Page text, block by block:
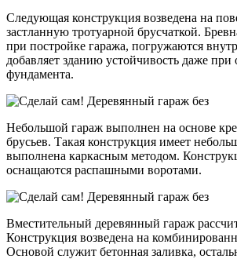
Следующая конструкция возведена на
застланную тротуарной брусчаткой.
при постройке гаража, погружаются
добавляет зданию устойчивость даже при
фундамента.
Небольшой гараж выполнен на основе
брусьев. Такая конструкция имеет
выполнена каркасным методом.
оснащаются распашными воротами.
Вместительный деревянный гараж
Конструкция возведена на
Основой служит бетонная заливка,